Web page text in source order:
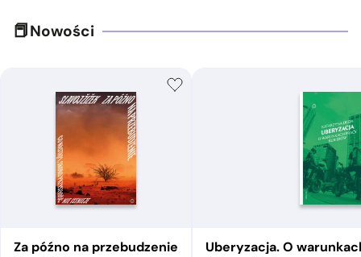
Nowości
Za późno na przebudzenie Uberyzacja. O